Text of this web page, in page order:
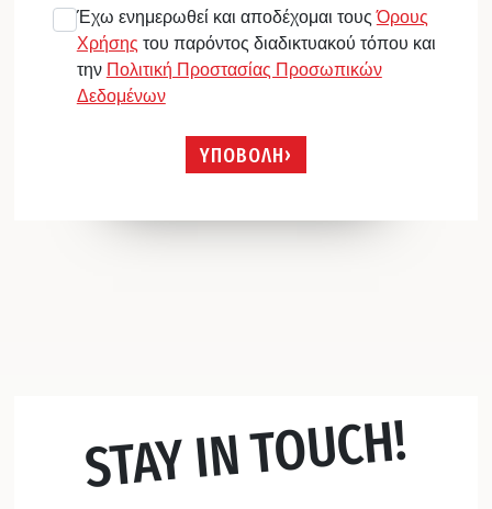
Έχω ενημερωθεί και αποδέχομαι τουςΌρους
Χρήσης του παρόντος διαδικτυακού τόπου και
την Πολιτική Προστασίας Προσωπικών
Δεδομένων
ΥΠΟΒΟΛΗ
STAY IN TOUCH!